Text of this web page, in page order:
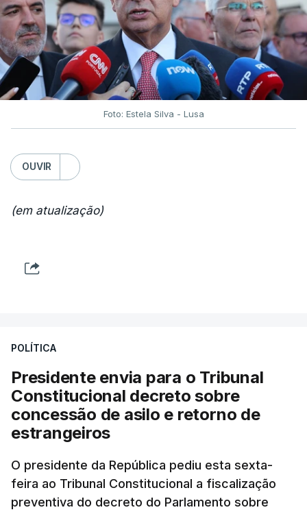
Foto: Estela Silva - Lusa
OUVIR
(em atualização)
POLÍTICA
Presidente envia para o Tribunal
Constitucional decreto sobre
concessão de asilo e retorno de
estrangeiros
O presidente da República pediu esta sexta-
feira ao Tribunal Constitucional a fiscalização
preventiva do decreto do Parlamento sobre